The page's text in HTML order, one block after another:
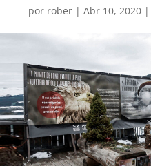
por rober| Abr 10, 2020|